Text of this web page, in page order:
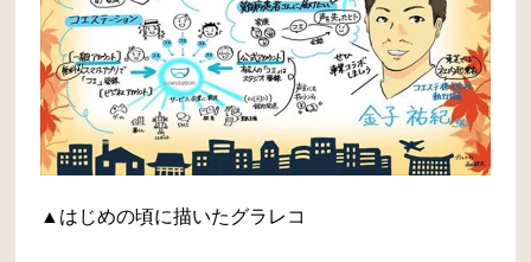
▲はじめの頃に描いたグラレコ